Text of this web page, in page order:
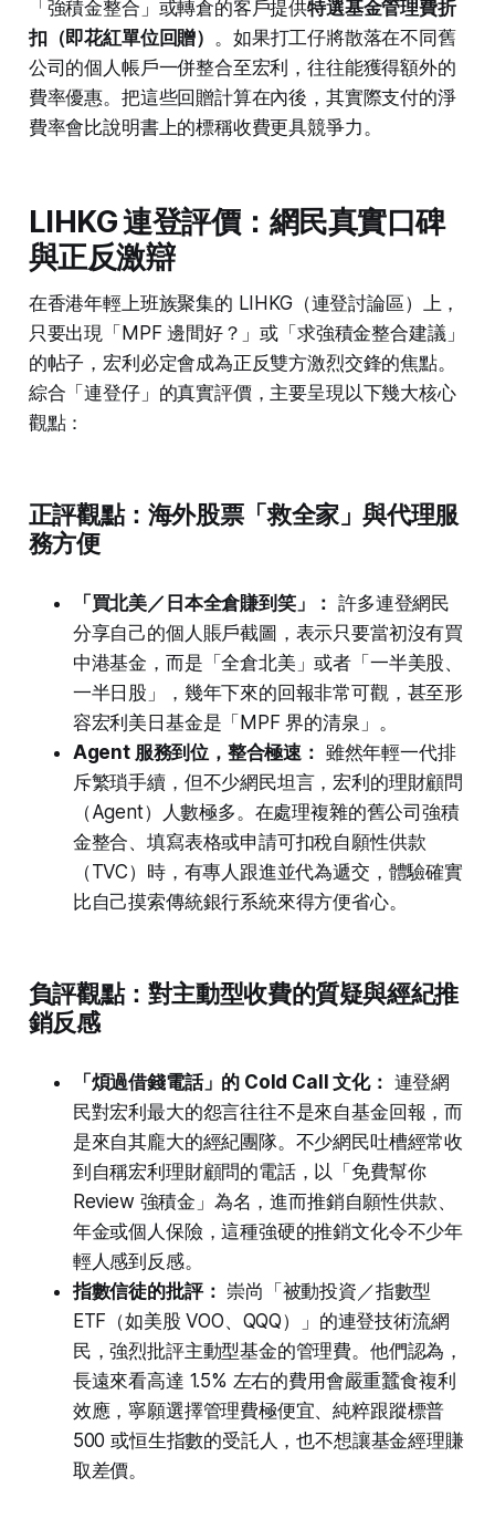
「強積金整合」或轉倉的客戶提供特選基金管理費折
扣（即花紅單位回贈） 。如果打工仔將散落在不同舊
公司的個人帳戶一併整合至宏利，往往能獲得額外的
費率優惠。把這些回贈計算在內後，其實際支付的淨
費率會比說明書上的標稱收費更具競爭力。
LIHKG 連登評價：網民真實口碑
與正反激辯
在香港年輕上班族聚集的 LIHKG（連登討論區）上，
只要出現「MPF 邊間好？」或「求強積金整合建議」
的帖子，宏利必定會成為正反雙方激烈交鋒的焦點。
綜合「連登仔」的真實評價，主要呈現以下幾大核心
觀點：
正評觀點：海外股票「救全家」與代理服
務方便
「買北美／日本全倉賺到笑」： 許多連登網民
分享自己的個人賬戶截圖，表示只要當初沒有買
中港基金，而是「全倉北美」或者「一半美股、
一半日股」，幾年下來的回報非常可觀，甚至形
容宏利美日基金是「MPF 界的清泉」。
Agent 服務到位，整合極速： 雖然年輕一代排
斥繁瑣手續，但不少網民坦言，宏利的理財顧問
（Agent）人數極多。在處理複雜的舊公司強積
金整合、填寫表格或申請可扣稅自願性供款
（TVC）時，有專人跟進並代為遞交，體驗確實
比自己摸索傳統銀行系統來得方便省心。
負評觀點：對主動型收費的質疑與經紀推
銷反感
「煩過借錢電話」的 Cold Call 文化： 連登網
民對宏利最大的怨言往往不是來自基金回報，而
是來自其龐大的經紀團隊。不少網民吐槽經常收
到自稱宏利理財顧問的電話，以「免費幫你
Review 強積金」為名，進而推銷自願性供款、
年金或個人保險，這種強硬的推銷文化令不少年
輕人感到反感。
指數信徒的批評： 崇尚「被動投資／指數型
ETF（如美股 VOO、QQQ）」的連登技術流網
民，強烈批評主動型基金的管理費。他們認為，
長遠來看高達 1.5% 左右的費用會嚴重蠶食複利
效應，寧願選擇管理費極便宜、純粹跟蹤標普
500 或恒生指數的受託人，也不想讓基金經理賺
取差價。